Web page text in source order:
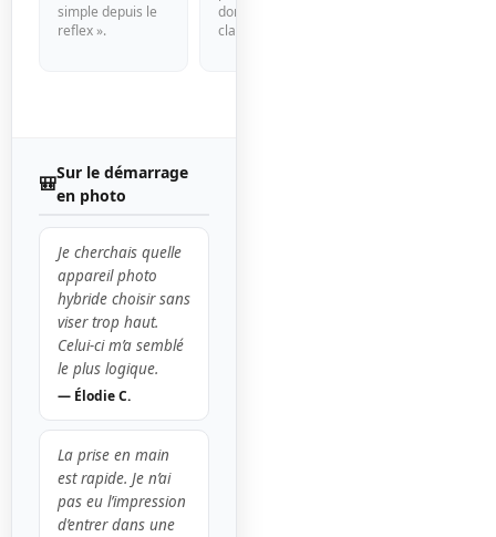
simple depuis le
reflex ».
dominent
clairement.
🎒Sur le démarrage
en photo
Je cherchais quelle
appareil photo
hybride choisir sans
viser trop haut.
Celui-ci m’a semblé
le plus logique.
— Élodie C.
La prise en main
est rapide. Je n’ai
pas eu l’impression
d’entrer dans une